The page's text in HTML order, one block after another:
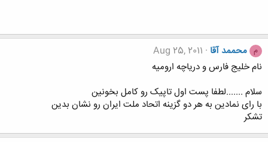
م محممد آقا Aug 25, 2011
نام خلیج فارس و دریاچه ارومیه
سلام .......لطفا پست اول تاپیک رو کامل بخونین
با رای نمادین به هر دو گزینه اتحاد ملت ایران رو نشان بدین
تشکر